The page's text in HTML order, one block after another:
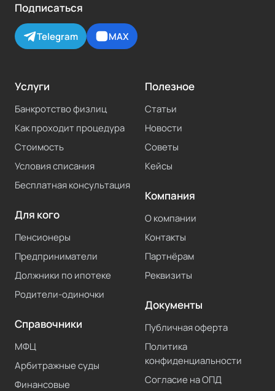
Подписаться
Telegram MAX
Услуги
Банкротство физлиц
Как проходит процедура
Стоимость
Условия списания
Бесплатная консультация
Для кого
Пенсионеры
Предприниматели
Должники по ипотеке
Родители-одиночки
Справочники
МФЦ
Арбитражные суды
Финансовые
Полезное
Статьи
Новости
Советы
Кейсы
Компания
О компании
Контакты
Партнёрам
Реквизиты
Документы
Публичная оферта
Политика
конфиденциальности
Согласие на ОПД